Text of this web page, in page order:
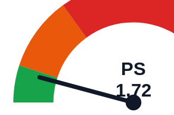
PS
1,72